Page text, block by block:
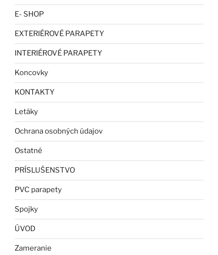
E- SHOP
EXTERIÉROVÉ PARAPETY
INTERIÉROVÉ PARAPETY
Koncovky
KONTAKTY
Letáky
Ochrana osobných údajov
Ostatné
PRÍSLUŠENSTVO
PVC parapety
Spojky
ÚVOD
Zameranie